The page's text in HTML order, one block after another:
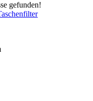
gefunden!